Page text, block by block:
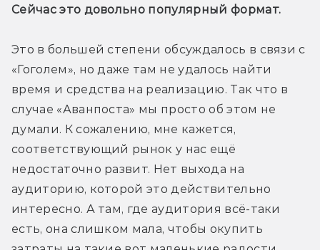
Сейчас это довольно популярный формат.
Это в большей степени обсуждалось в связи с
«Гоголем», но даже там не удалось найти
время и средства на реализацию. Так что в
случае «Аванпоста» мы просто об этом не
думали. К сожалению, мне кажется,
соответствующий рынок у нас ещё
недостаточно развит. Нет выхода на
аудиторию, которой это действительно
интересно. А там, где аудитория всё-таки
есть, она слишком мала, чтобы окупить